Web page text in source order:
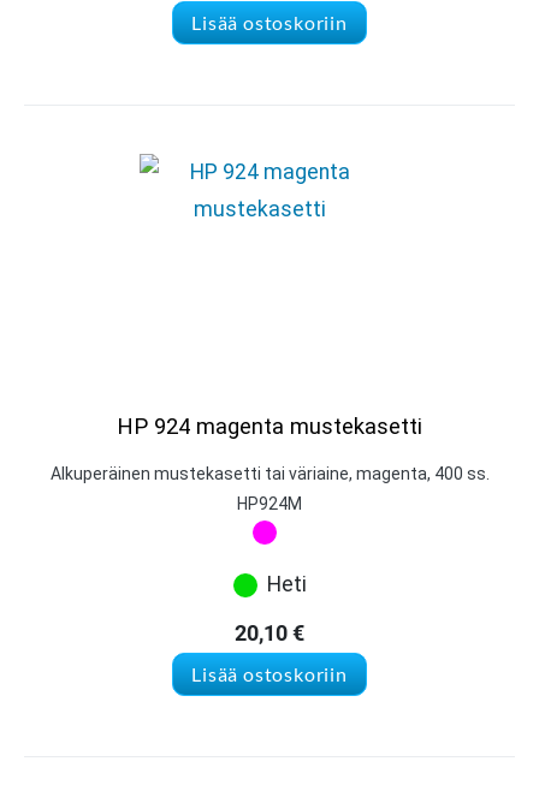
Lisää ostoskoriin
HP 924 magenta mustekasetti
Alkuperäinen mustekasetti tai väriaine, magenta, 400 ss.
HP924M
Heti
20,10€
Lisää ostoskoriin